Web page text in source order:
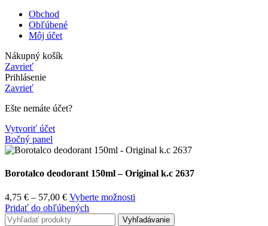
Obchod
Obľúbené
Môj účet
Nákupný košík
Zavrieť
Prihlásenie
Zavrieť
Ešte nemáte účet?
Vytvoriť účet
Bočný panel
Borotalco deodorant 150ml – Original k.c 2637
4,75 € – 57,00 € Vyberte možnosti
Pridať do obľúbených
Vyhľadávanie